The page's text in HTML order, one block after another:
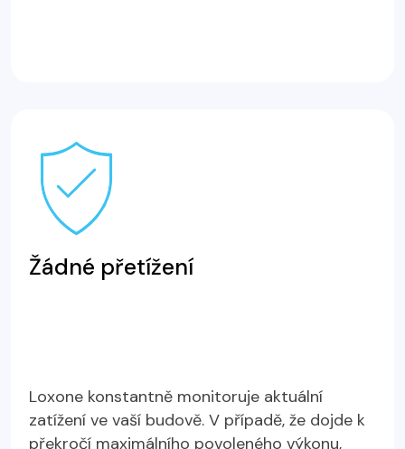
Žádné přetížení
Loxone konstantně monitoruje aktuální
zatížení ve vaší budově. V případě, že dojde k
překročí maximálního povoleného výkonu,